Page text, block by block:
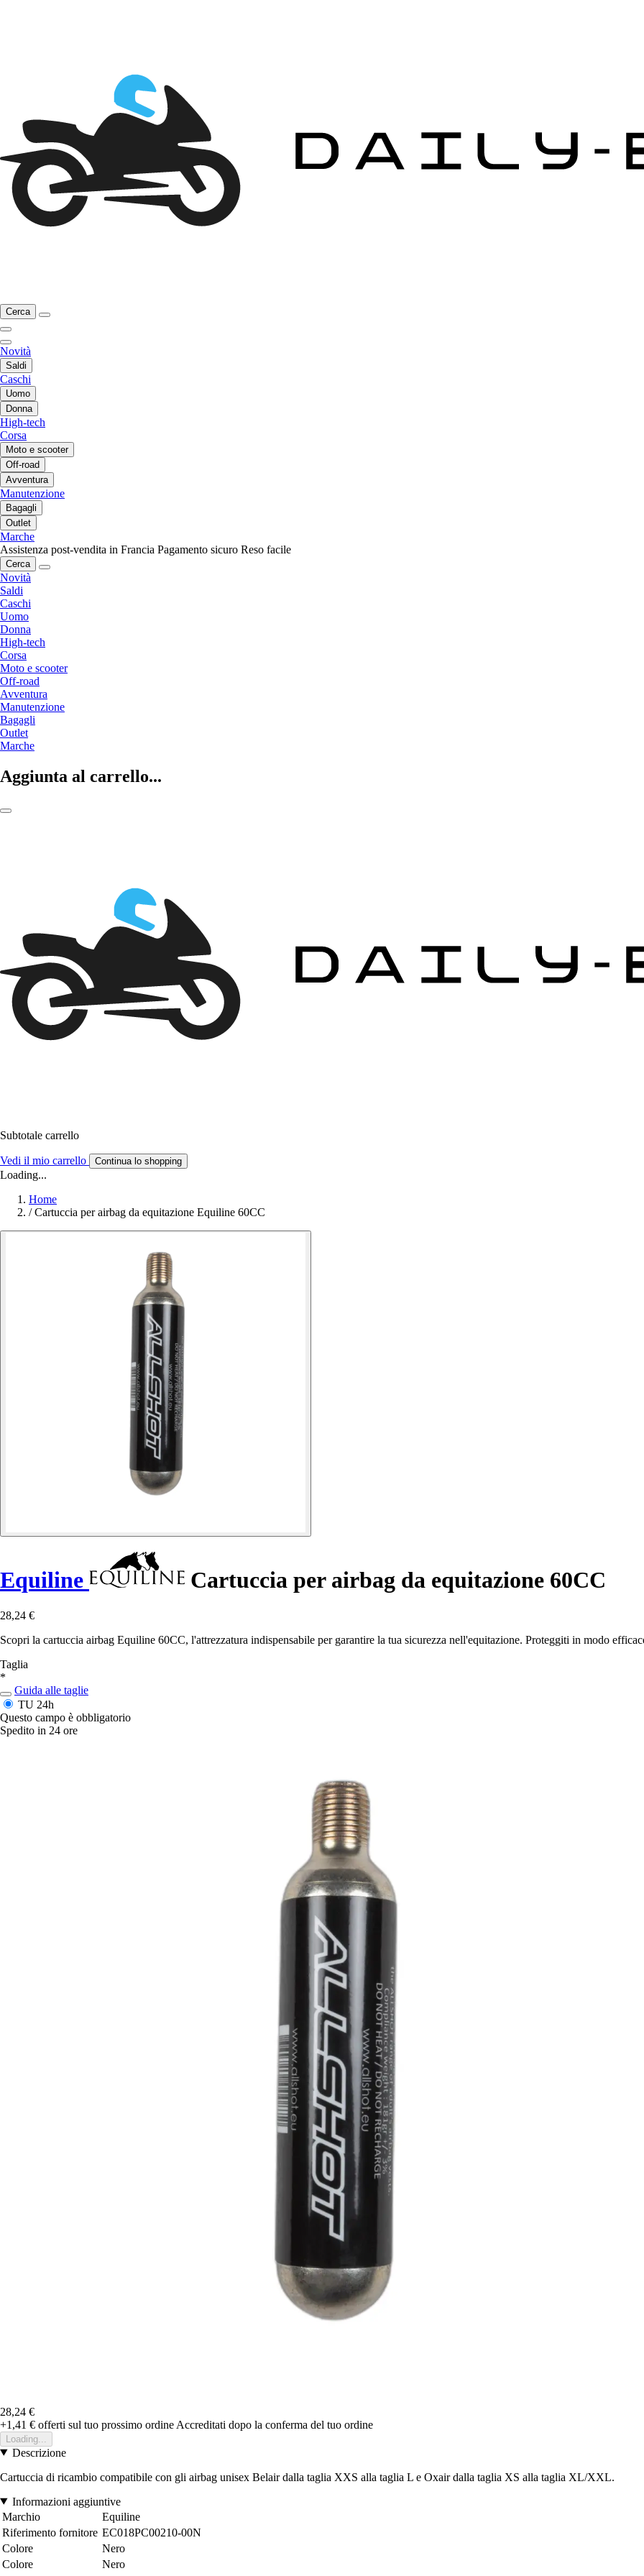
Cerca
Novità
Saldi
Caschi
Uomo
Donna
High-tech
Corsa
Moto e scooter
Off-road
Avventura
Manutenzione
Bagagli
Outlet
Marche
Assistenza post-vendita in Francia Pagamento sicuro Reso facile
Cerca
Novità
Saldi
Caschi
Uomo
Donna
High-tech
Corsa
Moto e scooter
Off-road
Avventura
Manutenzione
Bagagli
Outlet
Marche
Aggiunta al carrello...
Subtotale carrello
Vedi il mio carrello Continua lo shopping
Loading...
Home
/ Cartuccia per airbag da equitazione Equiline 60CC
Equiline Cartuccia per airbag da equitazione 60CC
28,24 €
Scopri la cartuccia airbag Equiline 60CC, l'attrezzatura indispensabile per garantire la tua sicurezza nell'equitazione. Proteggiti in modo
Taglia
*
Guida alle taglie
TU 24h
Questo campo è obbligatorio
Spedito in 24 ore
28,24 €
+1,41 € offerti sul tuo prossimo ordine Accreditati dopo la conferma del tuo ordine
Loading...
Descrizione
Cartuccia di ricambio compatibile con gli airbag unisex Belair dalla taglia XXS alla taglia L e Oxair dalla taglia XS alla taglia XL/XXL.
Informazioni aggiuntive
Marchio
Equiline
Riferimento fornitore EC018PC00210-00N
Colore
Nero
Colore
Nero